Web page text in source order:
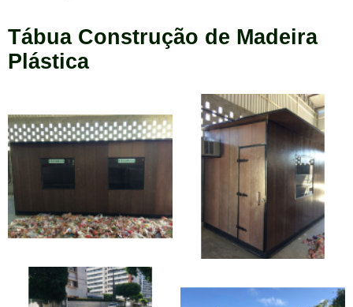
Tábua Construção de Madeira
Plástica